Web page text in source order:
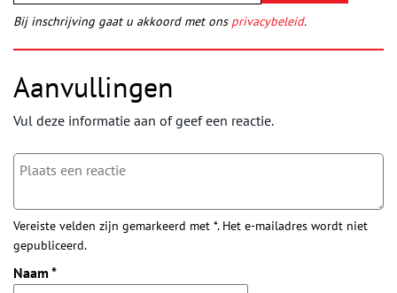
Bij inschrijving gaat u akkoord met ons privacybeleid.
Aanvullingen
Vul deze informatie aan of geef een reactie.
Vereiste velden zijn gemarkeerd met *. Het e-mailadres wordt niet
gepubliceerd.
Naam *